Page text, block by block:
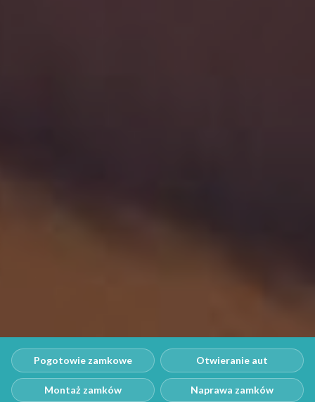
Pogotowie zamkowe Otwieranie aut
Montaż zamków Naprawa zamków